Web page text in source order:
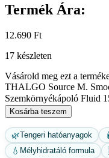
Termék Ára:
12.690 Ft
17 készleten
Vásárold meg ezt a
THALGO Source M.
Szemkörnyékápoló Fluid
Kosárba teszem
🌿Tengeri hatóanyagok
💧 Mélyhidratáló formula